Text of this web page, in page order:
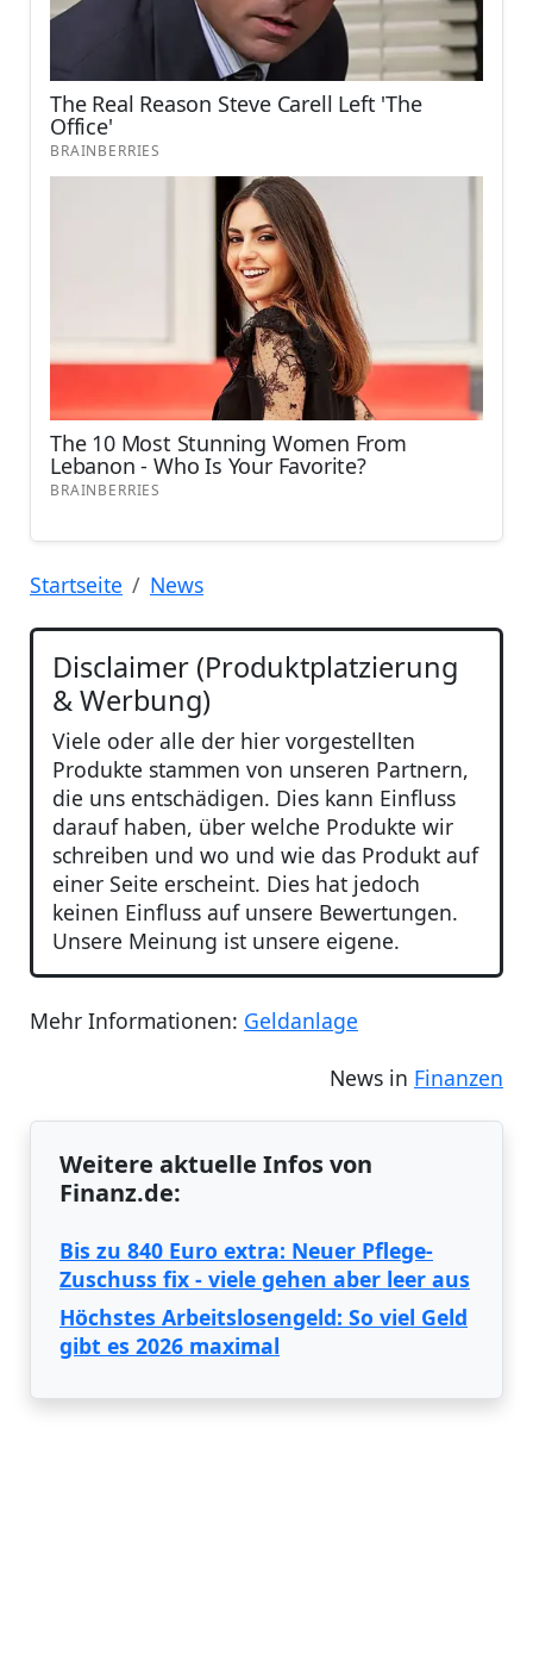
Startseite News
Disclaimer (Produktplatzierung
& Werbung)
Viele oder alle der hier vorgestellten
Produkte stammen von unseren Partnern,
die uns entschädigen. Dies kann Einfluss
darauf haben, über welche Produkte wir
schreiben und wo und wie das Produkt auf
einer Seite erscheint. Dies hat jedoch
keinen Einfluss auf unsere Bewertungen.
Unsere Meinung ist unsere eigene.
Mehr Informationen: Geldanlage
News in Finanzen
Weitere aktuelle Infos von
Finanz.de:
Bis zu 840 Euro extra: Neuer Pflege-
Zuschuss fix - viele gehen aber leer aus
Höchstes Arbeitslosengeld: So viel Geld
gibt es 2026 maximal